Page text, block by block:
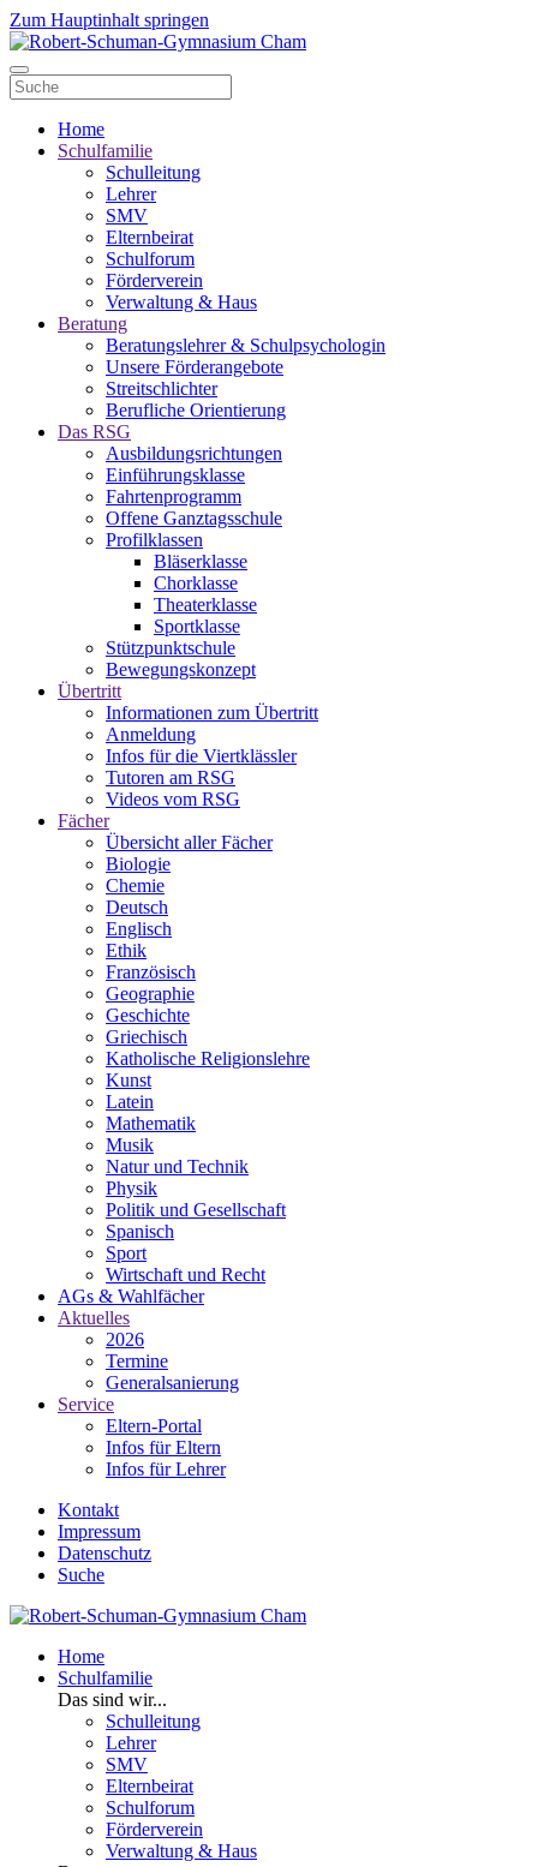
Zum Hauptinhalt springen
Home
Schulfamilie
Schulleitung
Lehrer
SMV
Elternbeirat
Schulforum
Förderverein
Verwaltung & Haus
Beratung
Beratungslehrer & Schulpsychologin
Unsere Förderangebote
Streitschlichter
Berufliche Orientierung
Das RSG
Ausbildungsrichtungen
Einführungsklasse
Fahrtenprogramm
Offene Ganztagsschule
Profilklassen
Bläserklasse
Chorklasse
Theaterklasse
Sportklasse
Stützpunktschule
Bewegungskonzept
Übertritt
Informationen zum Übertritt
Anmeldung
Infos für die Viertklässler
Tutoren am RSG
Videos vom RSG
Fächer
Übersicht aller Fächer
Biologie
Chemie
Deutsch
Englisch
Ethik
Französisch
Geographie
Geschichte
Griechisch
Katholische Religionslehre
Kunst
Latein
Mathematik
Musik
Natur und Technik
Physik
Politik und Gesellschaft
Spanisch
Sport
Wirtschaft und Recht
AGs & Wahlfächer
Aktuelles
2026
Termine
Generalsanierung
Service
Eltern-Portal
Infos für Eltern
Infos für Lehrer
Kontakt
Impressum
Datenschutz
Suche
Home
Schulfamilie
Das sind wir...
Schulleitung
Lehrer
SMV
Elternbeirat
Schulforum
Förderverein
Verwaltung & Haus